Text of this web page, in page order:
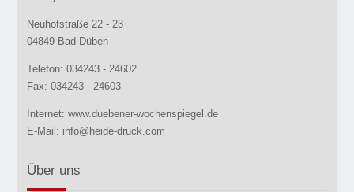
Neuhofstraße 22 - 23
04849 Bad Düben
Telefon: 034243 - 24602
Fax: 034243 - 24603
Internet: www.duebener-wochenspiegel.de
E-Mail: info@heide-druck.com
Über uns